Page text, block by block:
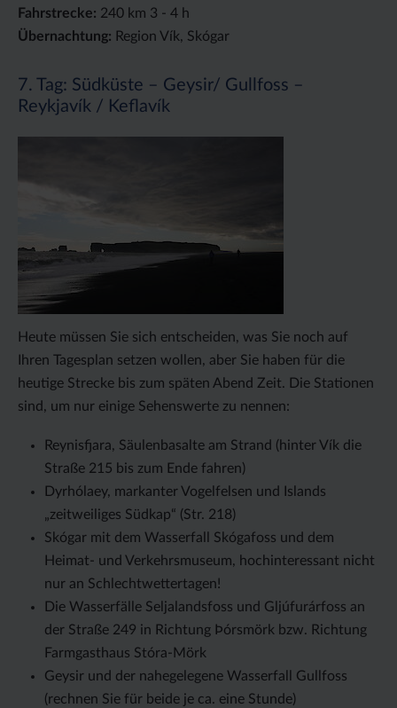
Fahrstrecke: 240 km 3 - 4 h
Übernachtung: Region Vík, Skógar
7. Tag: Südküste – Geysir/ Gullfoss –
Reykjavík / Keflavík
Heute müssen Sie sich entscheiden, was Sie noch auf
Ihren Tagesplan setzen wollen, aber Sie haben für die
heutige Strecke bis zum späten Abend Zeit. Die Stationen
sind, um nur einige Sehenswerte zu nennen:
Reynisfjara, Säulenbasalte am Strand (hinter Vík die
Straße 215 bis zum Ende fahren)
Dyrhólaey, markanter Vogelfelsen und Islands
„zeitweiliges Südkap“ (Str. 218)
Skógar mit dem Wasserfall Skógafoss und dem
Heimat- und Verkehrsmuseum, hochinteressant nicht
nur an Schlechtwettertagen!
Die Wasserfälle Seljalandsfoss und Gljúfurárfoss an
der Straße 249 in Richtung Þórsmörk bzw. Richtung
Farmgasthaus Stóra-Mörk
Geysir und der nahegelegene Wasserfall Gullfoss
(rechnen Sie für beide je ca. eine Stunde)